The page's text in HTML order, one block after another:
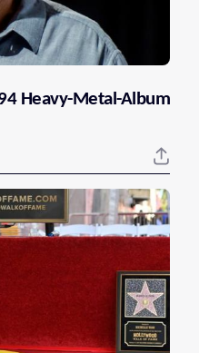
Heavy-Metal-Album